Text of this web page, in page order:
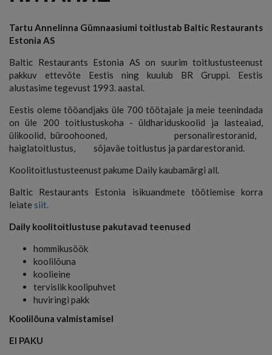
Tartu Annelinna Gümnaasiumi toitlustab Baltic Restaurants
Estonia AS
Baltic Restaurants Estonia AS on suurim toitlustusteenust
pakkuv ettevõte Eestis ning kuulub BR Gruppi. Eestis
alustasime tegevust 1993. aastal.
Eestis oleme tööandjaks üle 700 töötajale ja meie teenindada
on üle 200 toitlustuskoha - üldhariduskoolid ja lasteaiad,
ülikoolid, büroohooned, personalirestoranid,
haiglatoitlustus, sõjaväe toitlustus ja pardarestoranid.
Koolitoitlustusteenust pakume Daily kaubamärgi all.
Baltic Restaurants Estonia isikuandmete töötlemise korra
leiate siit.
Daily koolitoitlustuse pakutavad teenused
hommikusöök
koolilõuna
koolieine
tervislik koolipuhvet
huviringi pakk
Koolilõuna valmistamisel
EI PAKU